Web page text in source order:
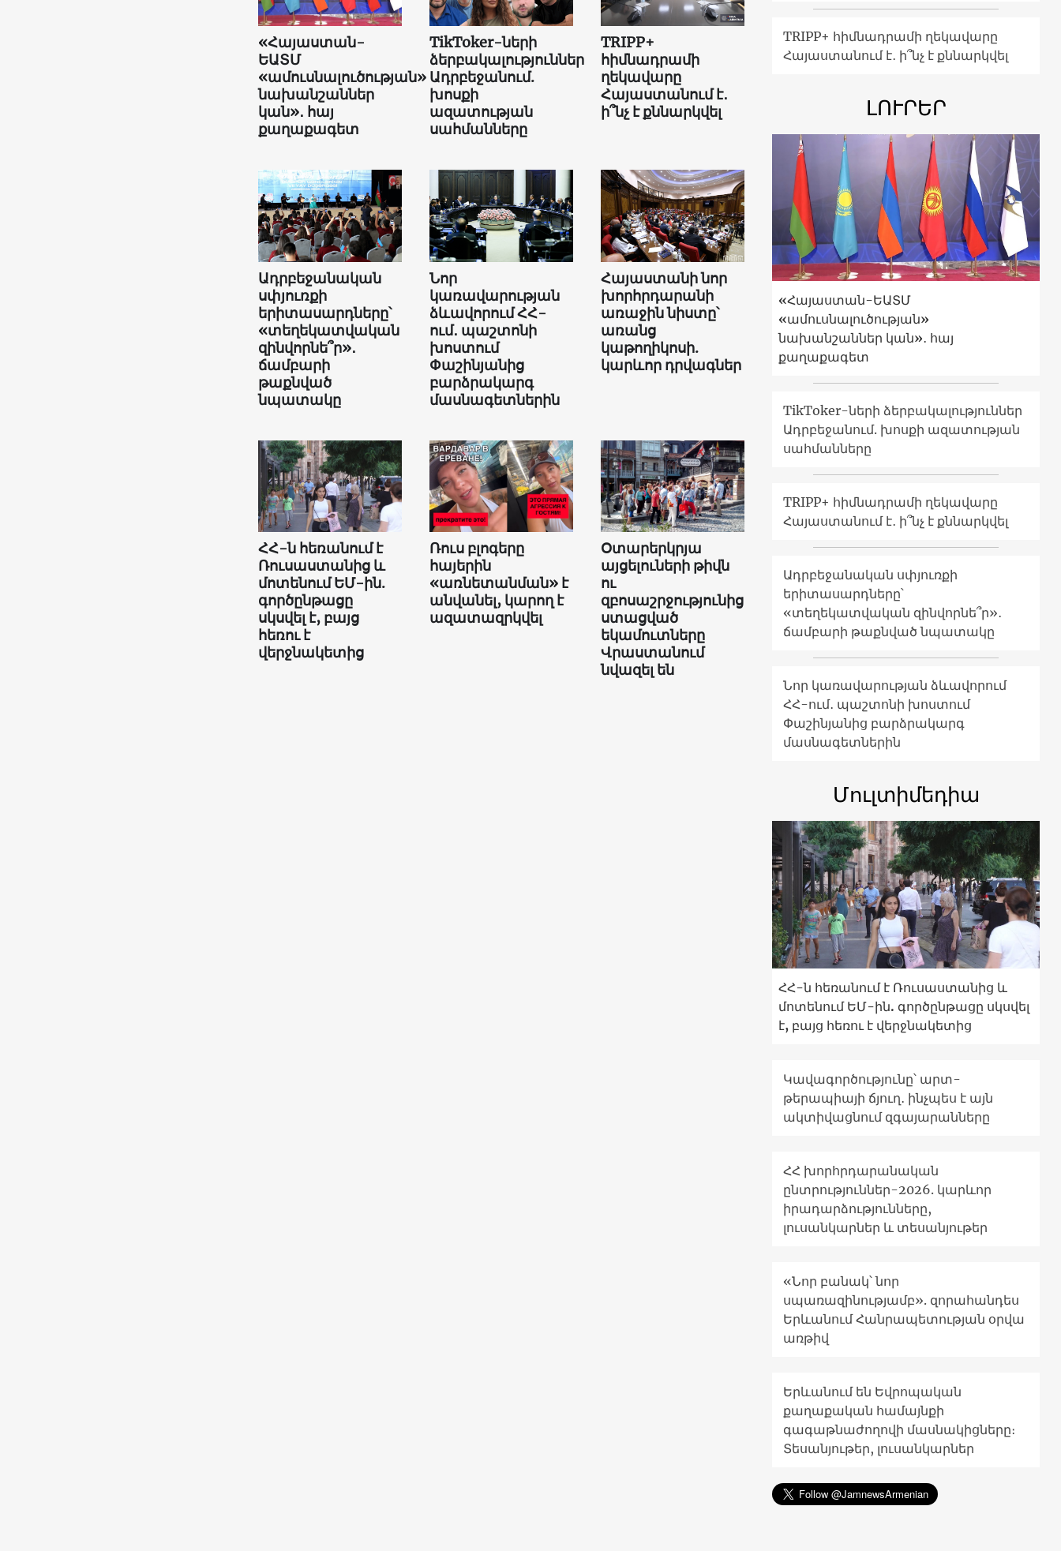
«Հայաստան-
ԵԱՏՄ
«ամուսնալուծության»
նախանշաններ
կան»․ հայ
քաղաքագետ
TikToker-ների
ձերբակալություններ
Ադրբեջանում.
խոսքի
ազատության
սահմանները
TRIPP+
հիմնադրամի
ղեկավարը
Հայաստանում է․
ի՞նչ է քննարկվել
Ադրբեջանական
սփյուռքի
երիտասարդները՝
«տեղեկատվական
զինվորնե՞ր»․
ճամբարի
թաքնված
նպատակը
Նոր
կառավարության
ձևավորում ՀՀ-
ում․ պաշտոնի
խոստում
Փաշինյանից
բարձրակարգ
մասնագետներին
Հայաստանի նոր
խորհրդարանի
առաջին նիստը՝
առանց
կաթողիկոսի.
կարևոր դրվագներ
ՀՀ-ն հեռանում է
Ռուսաստանից և
մոտենում ԵՄ-ին.
գործընթացը
սկսվել է, բայց
հեռու է
վերջնակետից
Ռուս բլոգերը
հայերին
«առնետանման» է
անվանել, կարող է
ազատազրկվել
Օտարերկրյա
այցելուների թիվն
ու
զբոսաշրջությունից
ստացված
եկամուտները
Վրաստանում
նվազել են
TRIPP+ հիմնադրամի ղեկավարը
Հայաստանում է․ ի՞նչ է քննարկվել
ԼՈՒՐԵՐ
«Հայաստան-ԵԱՏՄ
«ամուսնալուծության»
նախանշաններ կան»․ հայ
քաղաքագետ
TikToker-ների ձերբակալություններ
Ադրբեջանում. խոսքի ազատության
սահմանները
TRIPP+ հիմնադրամի ղեկավարը
Հայաստանում է․ ի՞նչ է քննարկվել
Ադրբեջանական սփյուռքի
երիտասարդները՝
«տեղեկատվական զինվորնե՞ր»․
ճամբարի թաքնված նպատակը
Նոր կառավարության ձևավորում
ՀՀ-ում․ պաշտոնի խոստում
Փաշինյանից բարձրակարգ
մասնագետներին
Մուլտիմեդիա
ՀՀ-ն հեռանում է Ռուսաստանից և
մոտենում ԵՄ-ին. գործընթացը սկսվել
է, բայց հեռու է վերջնակետից
Կավագործությունը՝ արտ-
թերապիայի ճյուղ․ ինչպես է այն
ակտիվացնում զգայարանները
ՀՀ խորհրդարանական
ընտրություններ-2026. կարևոր
իրադարձությունները,
լուսանկարներ և տեսանյութեր
«Նոր բանակ՝ նոր
սպառազինությամբ». զորահանդես
Երևանում Հանրապետության օրվա
առթիվ
Երևանում են Եվրոպական
քաղաքական համայնքի
գագաթնաժողովի մասնակիցները։
Տեսանյութեր, լուսանկարներ